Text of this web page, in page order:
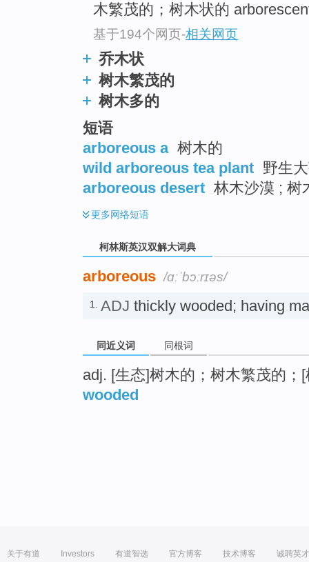
木繁茂的；树木状的
基于194个网页-相关网页
乔木状
树木繁茂的
树木多的
短语
arboreous a 树木的
wild arboreous tea plant 野生
arboreous desert 林木沙漠 ; 树
更多网络短语
柯林斯英汉双解大词典
arboreous /ɑːˈbɔːrɪəs/
1. ADJ thickly wooded; having
同近义词 同根词
adj. [生态]树木的；树木繁茂的；
wooded
关于有道 Investors 有道智选 官方博客 技术博客 诚聘英才